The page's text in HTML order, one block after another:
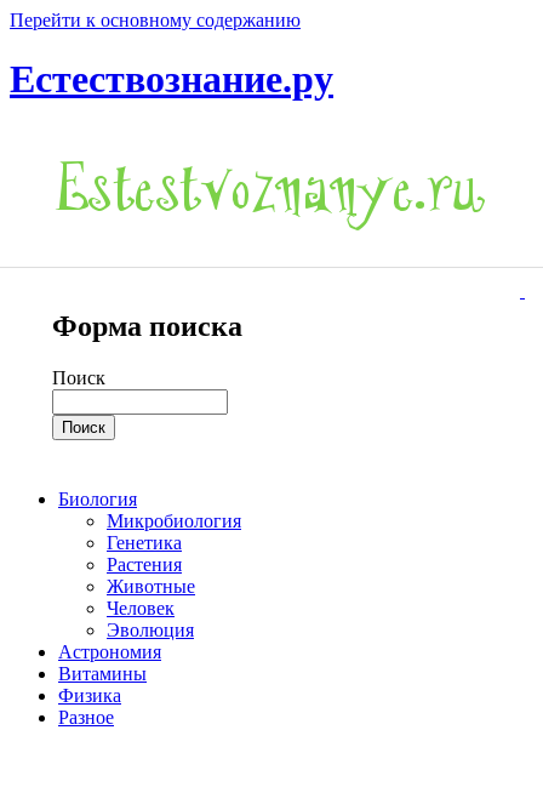
Перейти к основному содержанию
Естествознание.ру
Форма поиска
Поиск
Биология
Микробиология
Генетика
Растения
Животные
Человек
Эволюция
Астрономия
Витамины
Физика
Разное